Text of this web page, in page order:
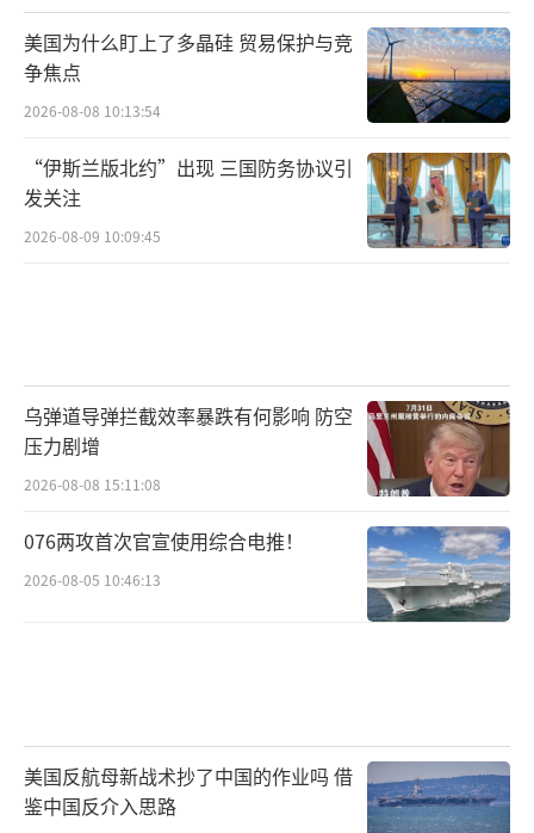
美国为什么盯上了多晶硅 贸易保护与竞
争焦点
2026-08-08 10:13:54
“伊斯兰版北约”出现 三国防务协议引
发关注
2026-08-09 10:09:45
乌弹道导弹拦截效率暴跌有何影响 防空
压力剧增
2026-08-08 15:11:08
076两攻首次官宣使用综合电推！
2026-08-05 10:46:13
美国反航母新战术抄了中国的作业吗 借
鉴中国反介入思路